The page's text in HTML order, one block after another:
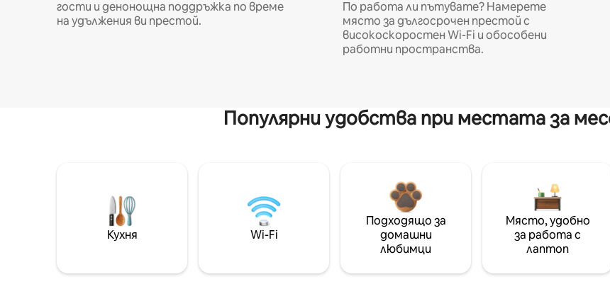
гости и денонощна поддръжка по време
на удължения ви престой.
По работа ли пътувате? Намерете
място за дългосрочен престой с
високоскоростен Wi-Fi и обособени
работни пространства.
Популярни удобства при местата за
Кухня Wi-Fi
Подходящо за
домашни
любимци
Място, удобно
за работа с
лаптоп